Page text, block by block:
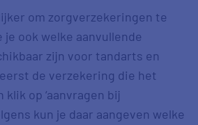
om zorgverzekeringen te
ook welke aanvullende
zijn voor tandarts en
de verzekering die het
op ‘aanvragen bij
kun je daar aangeven welke